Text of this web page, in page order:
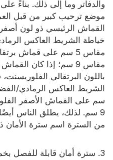
والدفاتر وما إلى ذلك. بناءً
موضع ترحيب كبير من قبل
القماش الرئيسي ذو لون
خياطة الشريط العاكس
مقاس 5 سم على قماش
مقاس 9 سم؛ إذا كان
باللون البرتقالي
سم على القماش الأصفر
9 سم. لذلك، يطلق الناس
من السترة اسم سترة الأمان
3. سترة أمان قابلة للفصل بخمس نقاط